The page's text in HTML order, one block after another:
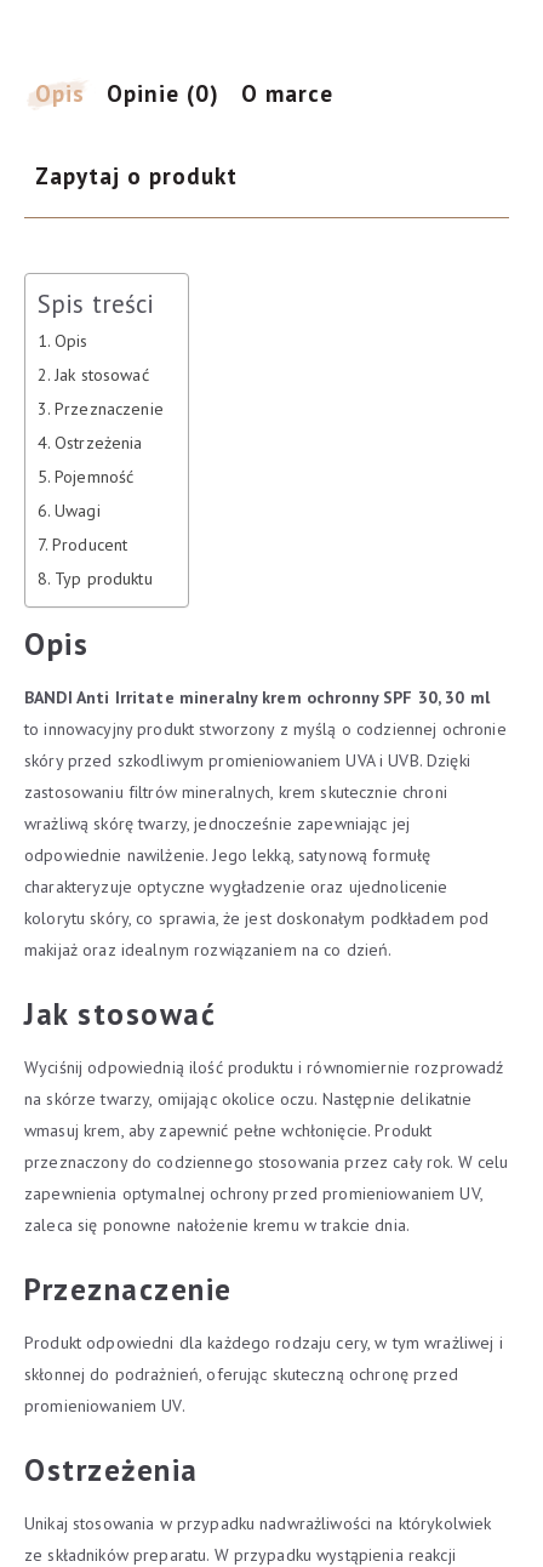
Opis Opinie (0) O marce
Zapytaj o produkt
Spis treści
Opis
Jak stosować
Przeznaczenie
Ostrzeżenia
Pojemność
Uwagi
Producent
Typ produktu
Opis
BANDI Anti Irritate mineralny krem ochronny SPF 30, 30 ml
to innowacyjny produkt stworzony z myślą o codziennej ochronie
skóry przed szkodliwym promieniowaniem UVA i UVB. Dzięki
zastosowaniu filtrów mineralnych, krem skutecznie chroni
wrażliwą skórę twarzy, jednocześnie zapewniając jej
odpowiednie nawilżenie. Jego lekką, satynową formułę
charakteryzuje optyczne wygładzenie oraz ujednolicenie
kolorytu skóry, co sprawia, że jest doskonałym podkładem pod
makijaż oraz idealnym rozwiązaniem na co dzień.
Jak stosować
Wyciśnij odpowiednią ilość produktu i równomiernie rozprowadź
na skórze twarzy, omijając okolice oczu. Następnie delikatnie
wmasuj krem, aby zapewnić pełne wchłonięcie. Produkt
przeznaczony do codziennego stosowania przez cały rok. W celu
zapewnienia optymalnej ochrony przed promieniowaniem UV,
zaleca się ponowne nałożenie kremu w trakcie dnia.
Przeznaczenie
Produkt odpowiedni dla każdego rodzaju cery, w tym wrażliwej i
skłonnej do podrażnień, oferując skuteczną ochronę przed
promieniowaniem UV.
Ostrzeżenia
Unikaj stosowania w przypadku nadwrażliwości na którykolwiek
ze składników preparatu. W przypadku wystąpienia reakcji